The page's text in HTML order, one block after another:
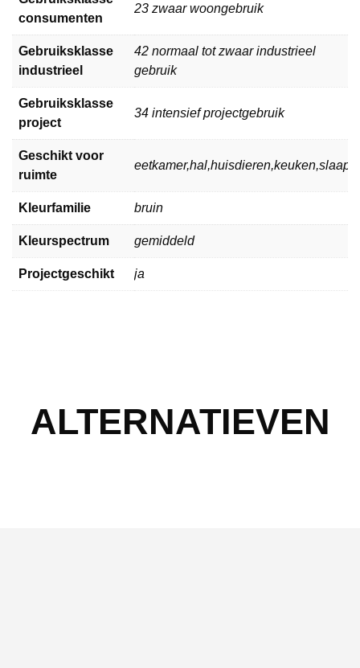
consumenten
23 zwaar woongebruik
Gebruiksklasse
industrieel
42 normaal tot zwaar industrieel
gebruik
Gebruiksklasse
project
34 intensief projectgebruik
Geschikt voor
ruimte
Kleurfamilie bruin
Kleurspectrum gemiddeld
Projectgeschikt ja
ALTERNATIEVEN